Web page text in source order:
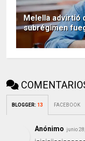
Melella advirtió
subrégimen
BLOGGER: 13 FACEBOOK
Anónimo junio